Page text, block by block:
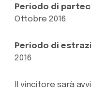
Periodo di
Ottobre 2016
Periodo di
2016
Il vincitore sarà